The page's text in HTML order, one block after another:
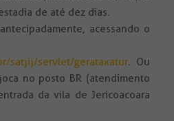
de até dez dias.
acessando o
satjij/servlet/gerataxatur. Ou
no posto BR (atendimento
da vila de Jericoacoara